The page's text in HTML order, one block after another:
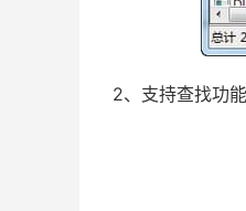
2、支持查找功